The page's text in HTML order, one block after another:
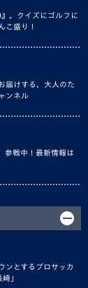
。クイズにゴルフに
こ盛り！
届けする、大人のた
ンネル
参戦中！最新情報は
ンとするプロサッカ
」